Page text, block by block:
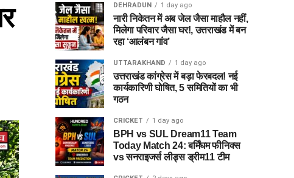
DEHRADUN 1 day ago
नारी निकेतन में अब जेल जैसा माहौल नहीं,
मिलेगा परिवार जैसा घर!, उत्तराखंड में बन
रहा ‘आलंबन गांव’
UTTARAKHAND 1 day ago
उत्तराखंड कांग्रेस में बड़ा फेरबदल! नई
कार्यकारिणी घोषित, 5 समितियों का भी
गठन
CRICKET 1 day ago
BPH vs SUL Dream11 Team
Today Match 24: बर्मिंघम फीनिक्स
vs सनराइजर्स लीड्स ड्रीम11 टीम